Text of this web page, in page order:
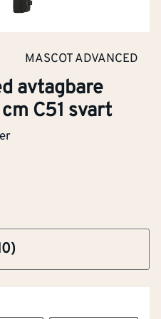
MASCOT ADVANCED
avtagbare
C51 svart
hengelommer